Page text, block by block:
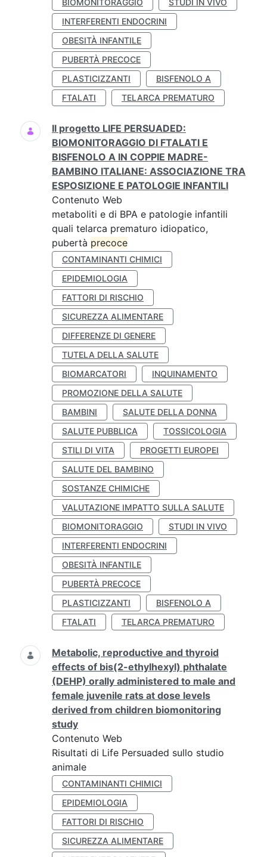
BIOMONITORAGGIO
STUDI IN VIVO
INTERFERENTI ENDOCRINI
OBESITÀ INFANTILE
PUBERTÀ PRECOCE
PLASTICIZZANTI
BISFENOLO A
FTALATI
TELARCA PREMATURO
Il progetto LIFE PERSUADED:
BIOMONITORAGGIO DI FTALATI E
BISFENOLO A IN COPPIE MADRE-
BAMBINO ITALIANE: ASSOCIAZIONE TRA
ESPOSIZIONE E PATOLOGIE INFANTILI
Contenuto Web
metaboliti e di BPA e patologie infantili
quali telarca prematuro idiopatico,
pubertà precoce
CONTAMINANTI CHIMICI
EPIDEMIOLOGIA
FATTORI DI RISCHIO
SICUREZZA ALIMENTARE
DIFFERENZE DI GENERE
TUTELA DELLA SALUTE
BIOMARCATORI
INQUINAMENTO
PROMOZIONE DELLA SALUTE
BAMBINI
SALUTE DELLA DONNA
SALUTE PUBBLICA
TOSSICOLOGIA
STILI DI VITA
PROGETTI EUROPEI
SALUTE DEL BAMBINO
SOSTANZE CHIMICHE
VALUTAZIONE IMPATTO SULLA SALUTE
BIOMONITORAGGIO
STUDI IN VIVO
INTERFERENTI ENDOCRINI
OBESITÀ INFANTILE
PUBERTÀ PRECOCE
PLASTICIZZANTI
BISFENOLO A
FTALATI
TELARCA PREMATURO
Metabolic, reproductive and thyroid
effects of bis(2-ethylhexyl) phthalate
(DEHP) orally administered to male and
female juvenile rats at dose levels
derived from children biomonitoring
study
Contenuto Web
Risultati di Life Persuaded sullo studio
animale
CONTAMINANTI CHIMICI
EPIDEMIOLOGIA
FATTORI DI RISCHIO
SICUREZZA ALIMENTARE